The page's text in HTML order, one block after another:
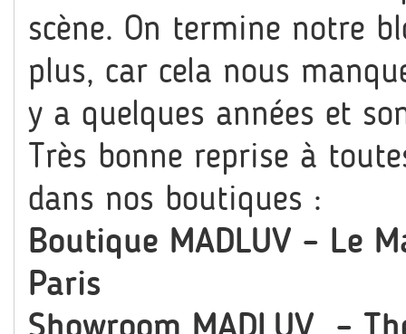
scène. On termine notre
plus, car cela nous
y a quelques années et
Très bonne reprise à
dans nos boutiques :
Boutique MADLUV – Le
Paris
Showroom MADLUV –